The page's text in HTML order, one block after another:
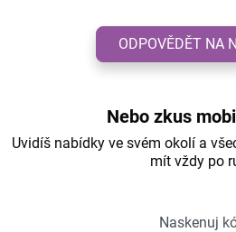
ODPOVĚDĚT NA
Nebo zkus
Uvidíš nabídky ve svém okolí a
mít vždy po
Naskenuj